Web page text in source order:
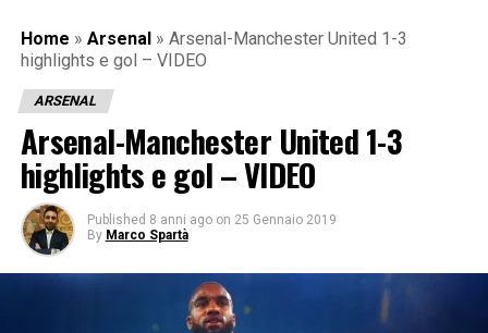
Home » Arsenal » Arsenal-Manchester United 1-3
highlights e gol – VIDEO
ARSENAL
Arsenal-Manchester United 1-3
highlights e gol – VIDEO
Published 8 anni ago on 25 Gennaio 2019
By Marco Spartà